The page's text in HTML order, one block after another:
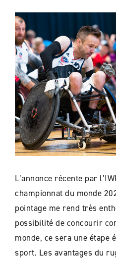
L’annonce récente par
championnat du monde
pointage me rend très
possibilité de concourir
monde, ce sera une
sport. Les avantages du